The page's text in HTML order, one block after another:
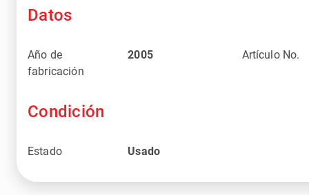
Datos
Año de
fabricación
2005 Artículo No.
Condición
Estado Usado